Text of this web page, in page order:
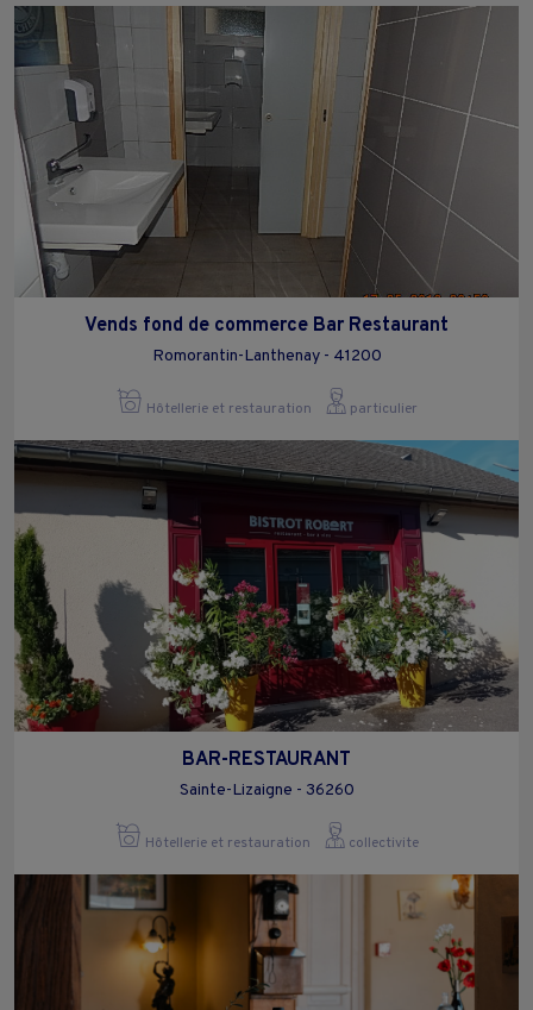
Vends fond de commerce Bar Restaurant
Romorantin-Lanthenay - 41200
Hôtellerie et restauration particulier
BAR-RESTAURANT
Sainte-Lizaigne - 36260
Hôtellerie et restauration collectivite